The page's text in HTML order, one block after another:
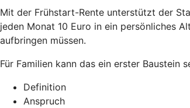
Mit der Frühstart-Rente unterstützt der
jeden Monat 10 Euro in ein persönliches
aufbringen müssen.
Für Familien kann das ein erster Baustein
Definition
Anspruch